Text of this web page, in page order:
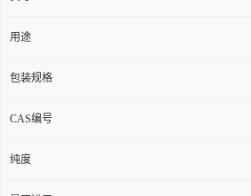
用途
包装规格
CAS编号
纯度